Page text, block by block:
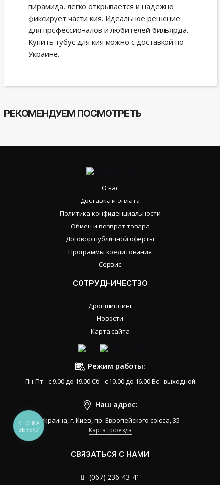
пирамида, легко открывается и надежно
фиксирует части кия. Идеальное решение
для профессионалов и любителей бильярда.
Купить тубус для кия можно с доставкой по
Украине.
РЕКОМЕНДУЕМ ПОСМОТРЕТЬ
О нас
Доставка и оплата
Политика конфиденциальности
Обмен и возврат товара
Договор публичной оферты
Программы кредитования
Сервис
СОТРУДНИЧЕСТВО
Дропшиппинг
Новости
Карта сайта
Режим работы:
Пн-Пт - с 9.00 до 19.00 Сб - с 10.00 до 16.00 Вс - выходной
Наш адрес:
Украина, г. Киев, пр. Европейского союза, 35
Карта проезда
СВЯЗАТЬСЯ С НАМИ
(067) 236-43-41
КНОПКА
ЗВ'ЯЗКУ